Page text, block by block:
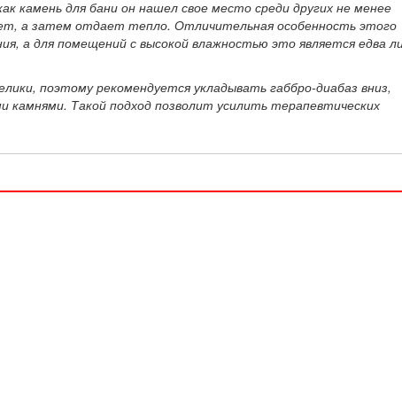
камень для бани он нашел свое место среди других не менее
а затем отдает тепло. Отличительная особенность этого
а для помещений с высокой влажностью это является едва
поэтому рекомендуется укладывать габбро-диабаз вниз,
камнями. Такой подход позволит усилить терапевтических